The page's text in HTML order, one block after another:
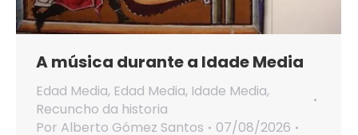
A música durante a Idade Media
Edad Media, Edad Media, Idade Media,
Recuncho da historia
Por Alberto Gómez Santos 07/08/2026